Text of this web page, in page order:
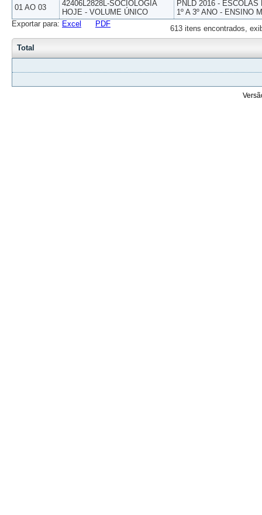
01 AO 03
42406L2828L-SOCIOLOGIA
HOJE - VOLUME ÚNICO
PNLD 2016 -
1º A 3º ANO - ENSINO
613 itens encontrados,
Exportar para: Excel PDF
Total